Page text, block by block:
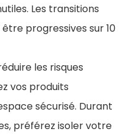
Les transitions
progressives sur 10
les risques
vos produits
sécurisé. Durant
préférez isoler votre